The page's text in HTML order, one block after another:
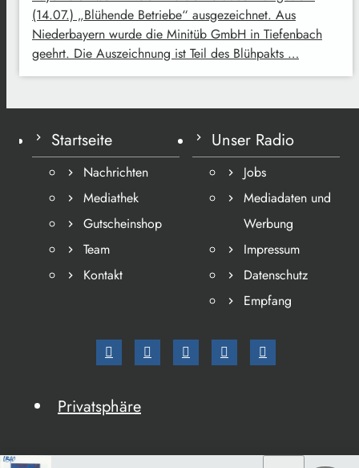
(14.07.) „Blühende Betriebe“ ausgezeichnet. Aus
Niederbayern wurde die Minitüb GmbH in Tiefenbach
geehrt. Die Auszeichnung ist Teil des Blühpakts …
Startseite
Nachrichten
Mediathek
Gutscheinshop
Team
Kontakt
Unser Radio
Jobs
Mediadaten und
Werbung
Impressum
Datenschutz
Empfang
Privatsphäre